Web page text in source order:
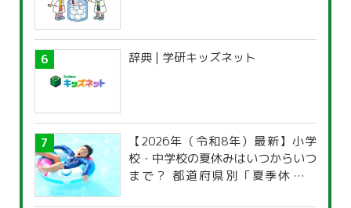
辞典 | 学研キッズネット
【2026年（令和8年）最新】小学
校・中学校の夏休みはいつからいつ
まで？ 都道府県別「夏季休暇一